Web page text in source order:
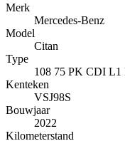
Merk
Mercedes-Benz
Model
Citan
Type
108 75 PK CDI L1
Kenteken
VSJ98S
Bouwjaar
2022
Kilometerstand